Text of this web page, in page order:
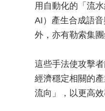
用自動化的「流
AI）產生合成語
外，亦有勒索集
這些手法使攻擊
經濟穩定相關的
流向」，以更高效